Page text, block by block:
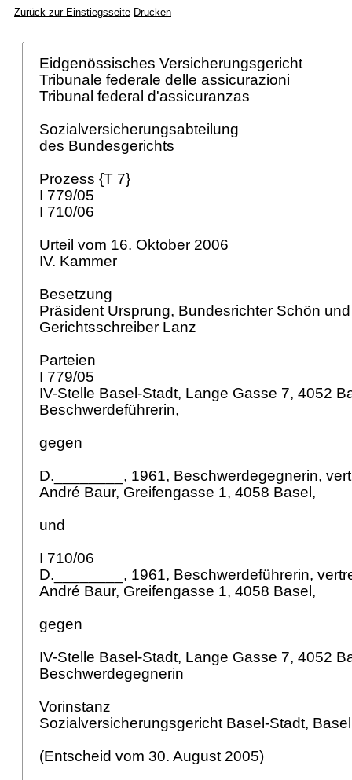
Zurück zur Einstiegsseite Drucken
Eidgenössisches Versicherungsgericht
Tribunale federale delle assicurazioni
Tribunal federal d'assicuranzas
Sozialversicherungsabteilung
des Bundesgerichts
Prozess {T 7}
I 779/05
I 710/06
Urteil vom 16. Oktober 2006
IV. Kammer
Besetzung
Präsident Ursprung, Bundesrichter Schön
Gerichtsschreiber Lanz
Parteien
I 779/05
IV-Stelle Basel-Stadt, Lange Gasse 7, 4052
Beschwerdeführerin,
gegen
D.________, 1961, Beschwerdegegnerin,
André Baur, Greifengasse 1, 4058 Basel,
und
I 710/06
D.________, 1961, Beschwerdeführerin,
André Baur, Greifengasse 1, 4058 Basel,
gegen
IV-Stelle Basel-Stadt, Lange Gasse 7, 4052
Beschwerdegegnerin
Vorinstanz
Sozialversicherungsgericht Basel-Stadt,
(Entscheid vom 30. August 2005)